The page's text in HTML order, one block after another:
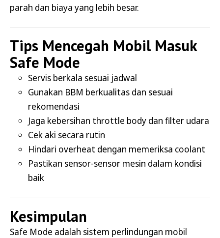
parah dan biaya yang lebih besar.
Tips Mencegah Mobil Masuk
Safe Mode
Servis berkala sesuai jadwal
Gunakan BBM berkualitas dan sesuai
rekomendasi
Jaga kebersihan throttle body dan filter udara
Cek aki secara rutin
Hindari overheat dengan memeriksa coolant
Pastikan sensor-sensor mesin dalam kondisi
baik
Kesimpulan
Safe Mode adalah sistem perlindungan mobil